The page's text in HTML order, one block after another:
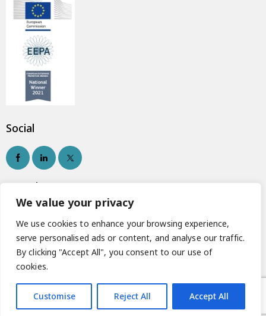
We value your privacy
We use cookies to enhance your browsing experience,
serve personalised ads or content, and analyse our traffic.
By clicking "Accept All", you consent to our use of
cookies.
Customise Reject All Accept All
Social
Newsletter
Εγγραφή